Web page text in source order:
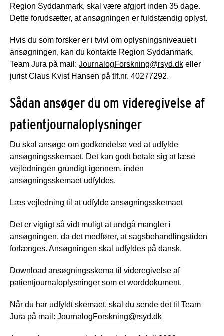
Region Syddanmark, skal være afgjort inden 35 dage.
Dette forudsætter, at ansøgningen er fuldstændig oplyst.
Hvis du som forsker er i tvivl om oplysningsniveauet i
ansøgningen, kan du kontakte Region Syddanmark,
Team Jura på mail: JournalogForskning@rsyd.dk eller
jurist Claus Kvist Hansen på tlf.nr. 40277292.
Sådan ansøger du om videregivelse af
patientjournaloplysninger
Du skal ansøge om godkendelse ved at udfylde
ansøgningsskemaet. Det kan godt betale sig at læse
vejledningen grundigt igennem, inden
ansøgningsskemaet udfyldes.
Læs vejledning til at udfylde ansøgningsskemaet
Det er vigtigt så vidt muligt at undgå mangler i
ansøgningen, da det medfører, at sagsbehandlingstiden
forlænges. Ansøgningen skal udfyldes på dansk.
Download ansøgningsskema til videregivelse af
patientjournaloplysninger som et worddokument.
Når du har udfyldt skemaet, skal du sende det til Team
Jura på mail: JournalogForskning@rsyd.dk